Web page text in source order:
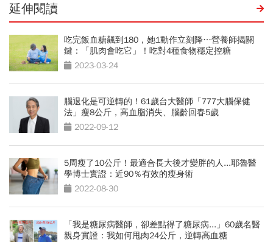
延伸閱讀
吃完飯血糖飆到180，她1動作立刻降…營養師揭關
鍵：「肌肉會吃它」！吃對4種食物穩定控糖
2023-03-24
腦退化是可逆轉的！61歲台大醫師「777大腦保健
法」瘦8公斤，高血脂消失、腦齡回春5歲
2022-09-12
5周瘦了10公斤！最適合長大後才變胖的人...耶魯醫
學博士實證：近90％有效的瘦身術
2022-08-30
「我是糖尿病醫師，卻差點得了糖尿病...」60歲名醫
親身實證：我如何甩肉24公斤，逆轉高血糖